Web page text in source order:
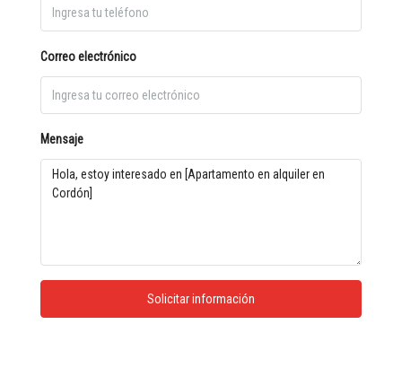
Correo electrónico
Mensaje
Solicitar información